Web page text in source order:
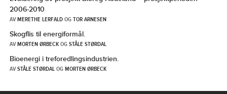
2006-2010
AVMERETHE LERFALDOGTOR ARNESEN
Skogflis til energiformål.
AVMORTEN ØRBECKOGSTÅLE STØRDAL
Bioenergi i treforedlingsindustrien.
AVSTÅLE STØRDALOGMORTEN ØRBECK